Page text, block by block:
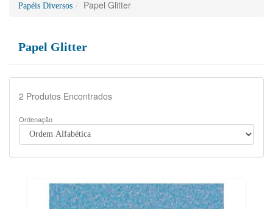
Papéis Diversos Papel Glitter
Papel Glitter
2 Produtos Encontrados
Ordenação